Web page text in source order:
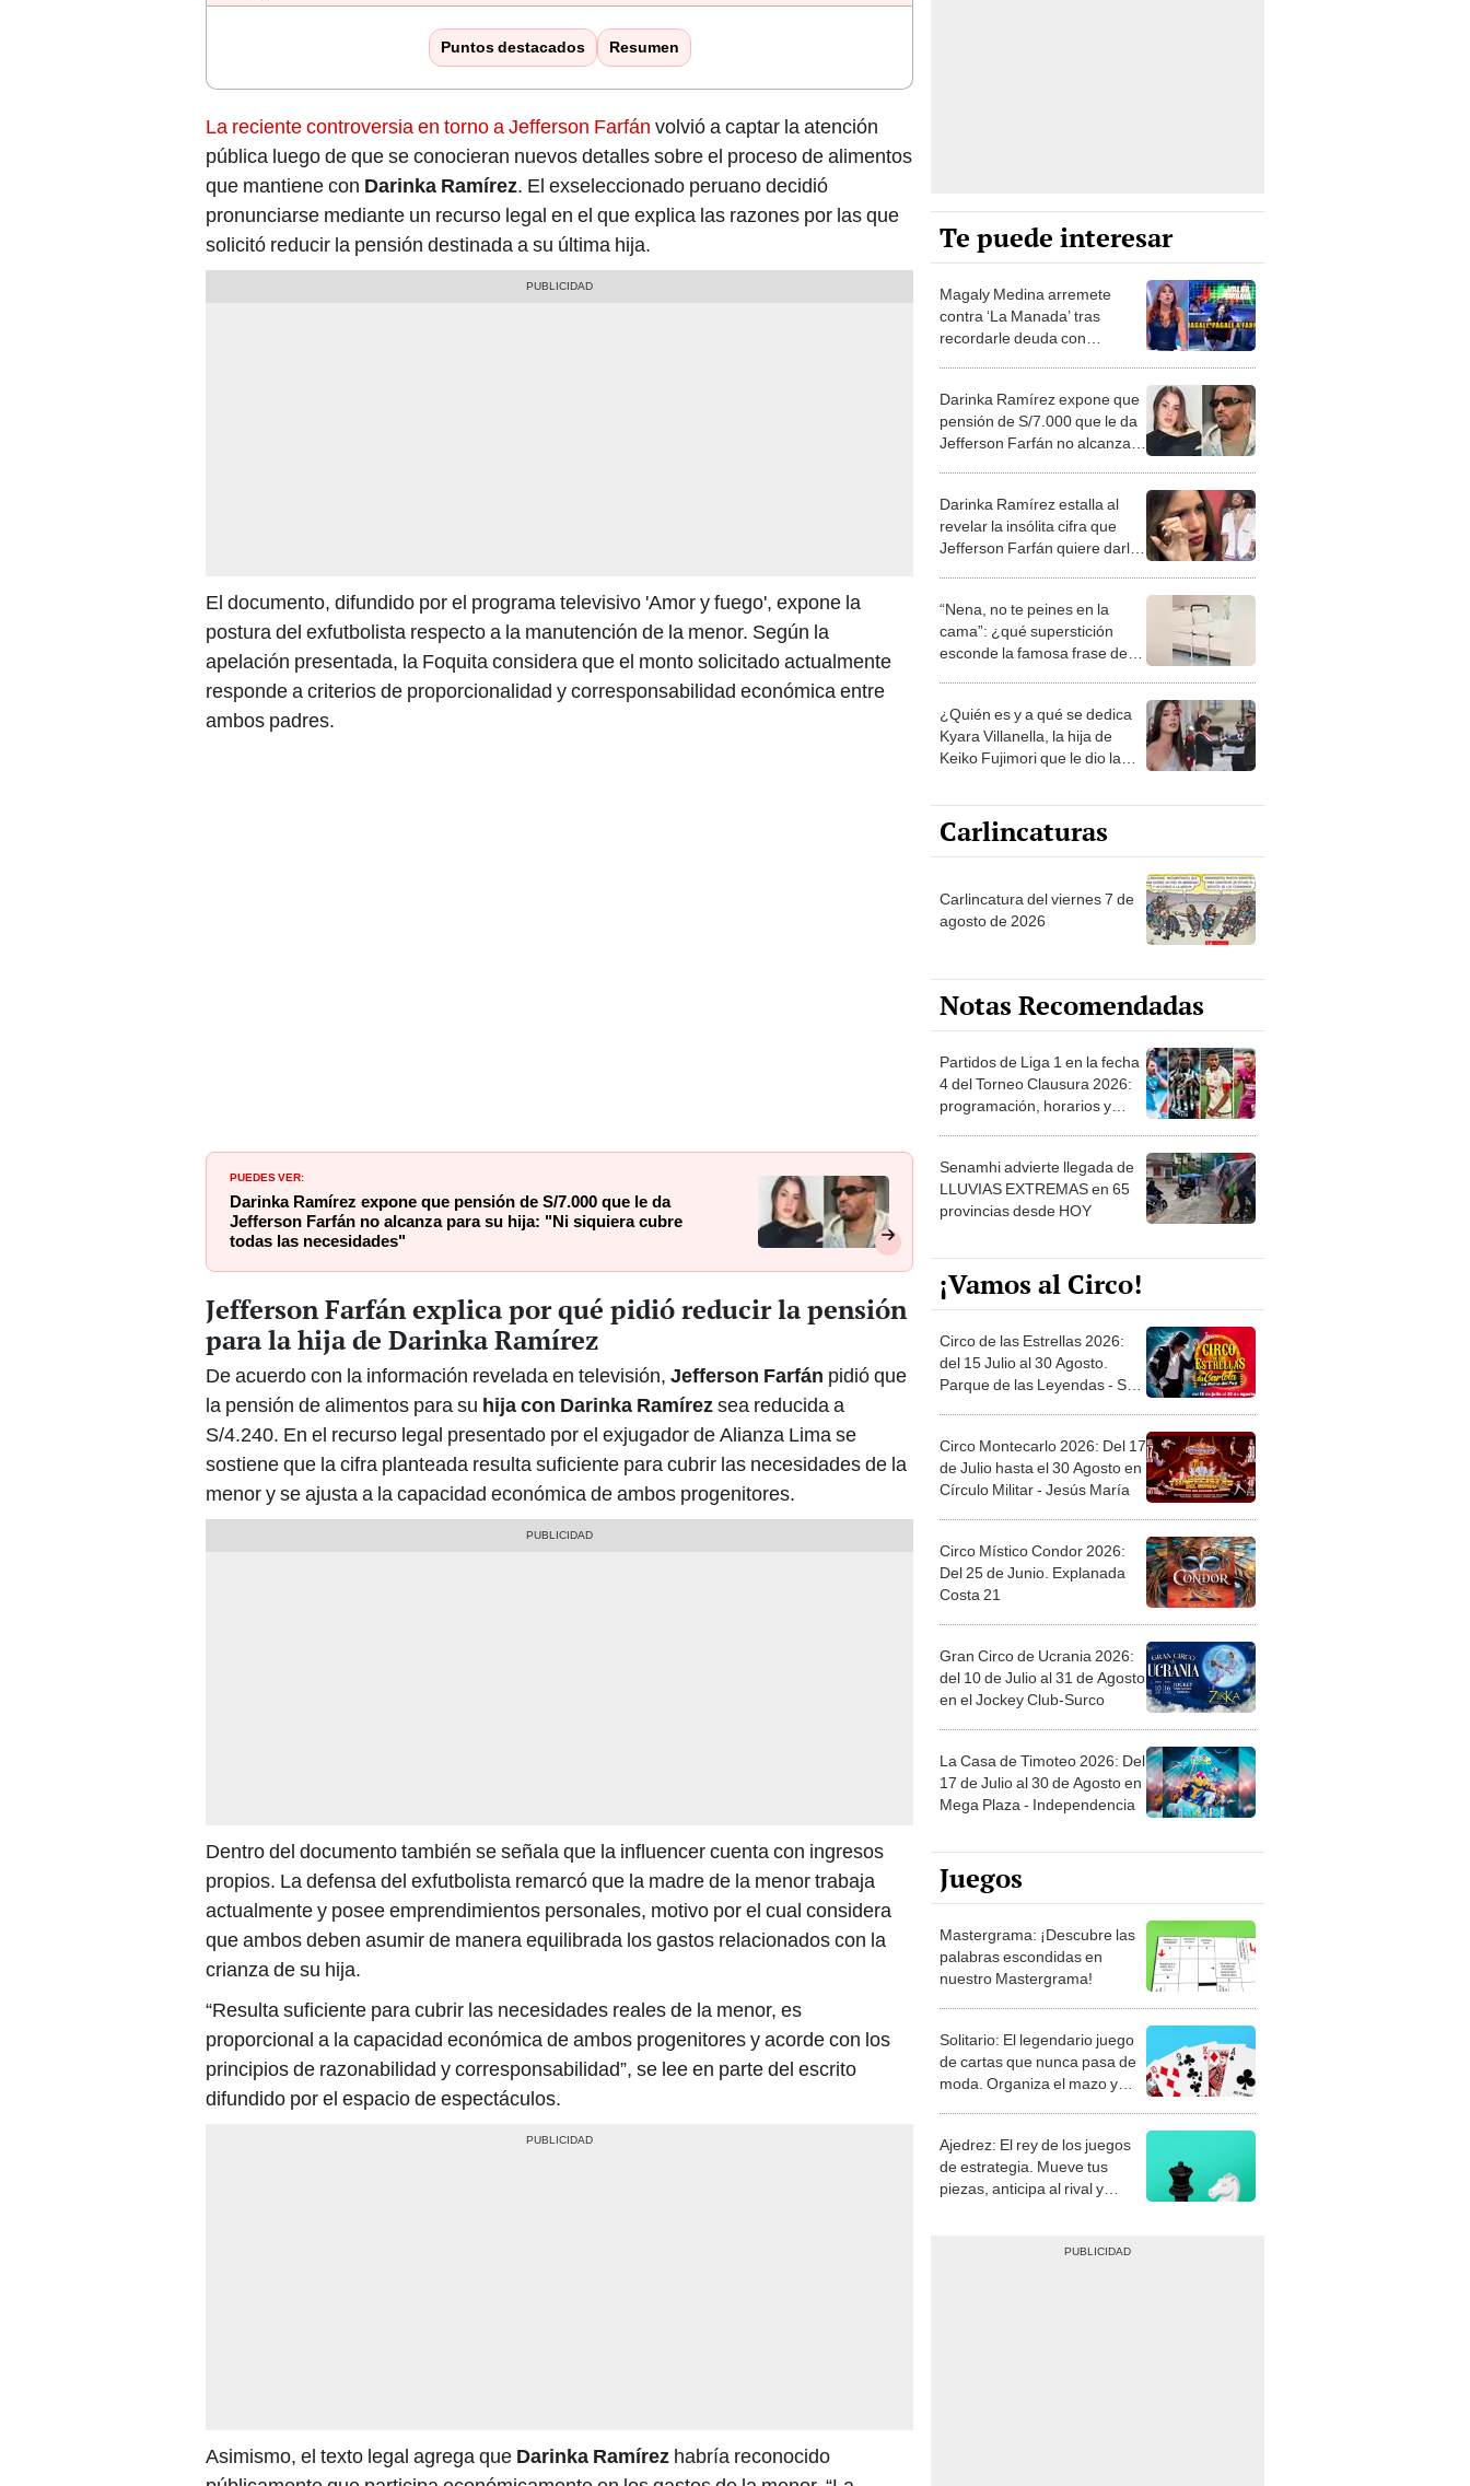
Puntos destacados Resumen
La reciente controversia en torno a Jefferson Farfán volvió a captar la atención
pública luego de que se conocieran nuevos detalles sobre el proceso de alimentos
que mantiene con Darinka Ramírez. El exseleccionado peruano decidió
pronunciarse mediante un recurso legal en el que explica las razones por las que
solicitó reducir la pensión destinada a su última hija.
El documento, difundido por el programa televisivo 'Amor y fuego', expone la
postura del exfutbolista respecto a la manutención de la menor. Según la
apelación presentada, la Foquita considera que el monto solicitado actualmente
responde a criterios de proporcionalidad y corresponsabilidad económica entre
ambos padres.
PUEDES VER:
Darinka Ramírez expone que pensión de S/7.000 que le da
Jefferson Farfán no alcanza para su hija: "Ni siquiera cubre
todas las necesidades"
Jefferson Farfán explica por qué pidió reducir la pensión
para la hija de Darinka Ramírez
De acuerdo con la información revelada en televisión, Jefferson Farfán pidió que
la pensión de alimentos para su hija con Darinka Ramírezsea reducida a
S/4.240. En el recurso legal presentado por el exjugador de Alianza Lima se
sostiene que la cifra planteada resulta suficiente para cubrir las necesidades de la
menor y se ajusta a la capacidad económica de ambos progenitores.
Dentro del documento también se señala que la influencer cuenta con ingresos
propios. La defensa del exfutbolista remarcó que la madre de la menor trabaja
actualmente y posee emprendimientos personales, motivo por el cual considera
que ambos deben asumir de manera equilibrada los gastos relacionados con la
crianza de su hija.
“Resulta suficiente para cubrir las necesidades reales de la menor, es
proporcional a la capacidad económica de ambos progenitores y acorde con los
principios de razonabilidad y corresponsabilidad”, se lee en parte del escrito
difundido por el espacio de espectáculos.
Asimismo, el texto legal agrega que Darinka Ramírez habría reconocido
Te puede interesar
Magaly Medina arremete
contra ‘La Manada’ tras
recordarle deuda con
Darinka Ramírez expone que
pensión de S/7.000 que le da
Jefferson Farfán no alcanza
Darinka Ramírez estalla al
revelar la insólita cifra que
Jefferson Farfán quiere darle
“Nena, no te peines en la
cama”: ¿qué superstición
esconde la famosa frase de
¿Quién es y a qué se dedica
Kyara Villanella, la hija de
Keiko Fujimori que le dio la
Carlincaturas
Carlincatura del viernes 7 de
agosto de 2026
Notas Recomendadas
Partidos de Liga 1 en la fecha
4 del Torneo Clausura 2026:
programación, horarios y
Senamhi advierte llegada de
LLUVIAS EXTREMAS en 65
provincias desde HOY
¡Vamos al Circo!
Circo de las Estrellas 2026:
del 15 Julio al 30 Agosto.
Parque de las Leyendas - San
Circo Montecarlo 2026: Del 17
de Julio hasta el 30 Agosto en
Círculo Militar - Jesús María
Circo Místico Condor 2026:
Del 25 de Junio. Explanada
Costa 21
Gran Circo de Ucrania 2026:
del 10 de Julio al 31 de Agosto
en el Jockey Club-Surco
La Casa de Timoteo 2026: Del
17 de Julio al 30 de Agosto en
Mega Plaza - Independencia
Juegos
Mastergrama: ¡Descubre las
palabras escondidas en
nuestro Mastergrama!
Solitario: El legendario juego
de cartas que nunca pasa de
moda. Organiza el mazo y
Ajedrez: El rey de los juegos
de estrategia. Mueve tus
piezas, anticipa al rival y